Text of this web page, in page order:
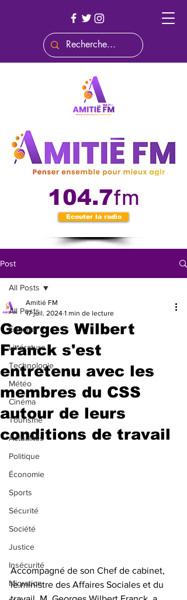
104.7fm
Ecouter la radio
Post
All Posts
Éditorial
Littérature
Technologie
Météo
Cinéma
Tourisme
Actualités
Politique
Économie
Sports
Sécurité
Société
Justice
Insécurité
Migration
All Posts
Georges Wilbert
Franck s'est
entretenu avec les
membres du CSS
autour de leurs
conditions de travail
Amitié FM
17 juil. 2024 1 min de lecture
Accompagné de son Chef de cabinet,
le ministre des Affaires Sociales et du